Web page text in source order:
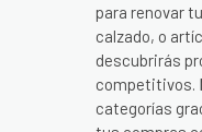
para renovar
calzado, o
descubrirás
competitivos.
categorías